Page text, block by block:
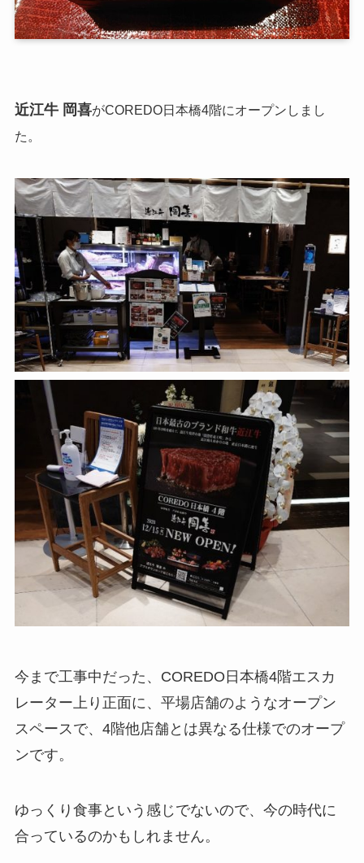
近江牛 岡喜がCOREDO日本橋4階にオープンしまし
た。
今まで工事中だった、COREDO日本橋4階エスカ
レーター上り正面に、平場店舗のようなオープン
スペースで、4階他店舗とは異なる仕様でのオープ
ンです。
ゆっくり食事という感じでないので、今の時代に
合っているのかもしれません。